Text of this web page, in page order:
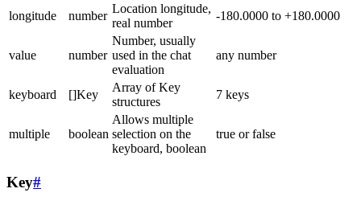
longitude
number
Location longitude,
real number
-180.0000 to +180.0000
value number
Number, usually
used in the chat
evaluation
any number
keyboard []Key
Array of Key
structures
7 keys
multiple boolean
Allows multiple
selection on the
keyboard, boolean
true or false
Key#